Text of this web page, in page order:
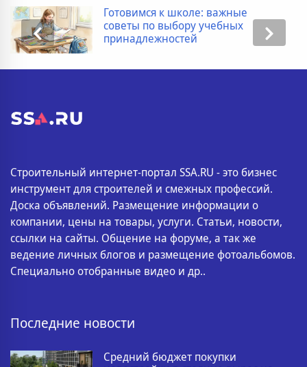
Готовимся к школе: важные
советы по выбору учебных
принадлежностей
Строительный интернет-портал SSA.RU - это бизнес
инструмент для строителей и смежных профессий.
Доска объявлений. Размещение информации о
компании, цены на товары, услуги. Статьи, новости,
ссылки на сайты. Общение на форуме, а так же
ведение личных блогов и размещение фотоальбомов.
Специально отобранные видео и др..
Последние новости
Средний бюджет покупки